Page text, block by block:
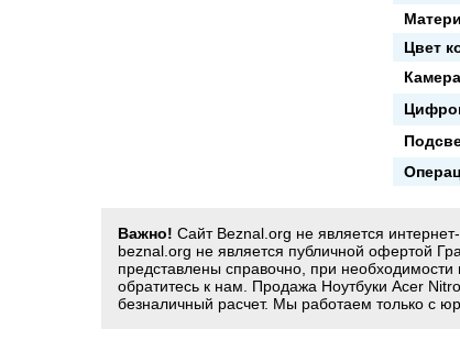
Цвет
Камера
Важно! Сайт Beznal.org не является
beznal.org не является публичной офертой
представлены справочно, при
обратитесь к нам. Продажа Ноутбуки Acer
безналичный расчет. Мы работаем только с